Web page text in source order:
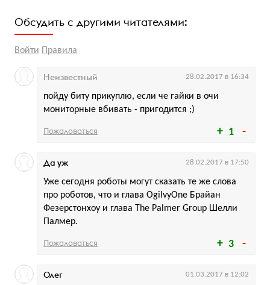
Обсудить с другими читателями:
Войти Правила
1
пойду биту прикуплю, если че гайки в очи
мониторные вбивать - пригодится ;)
Неизвестный 28.02.2017 в 16:34
Пожаловаться
3
Уже сегодня роботы могут сказать те же слова
про роботов, что и глава OgilvyOne Брайан
Фезерстонхоу и глава The Palmer Group Шелли
Палмер.
Да уж 28.02.2017 в 17:50
Пожаловаться
Олег 01.03.2017 в 12:02